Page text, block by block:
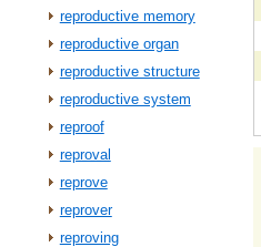
reproductive memory
reproductive organ
reproductive structure
reproductive system
reproof
reproval
reprove
reprover
reproving